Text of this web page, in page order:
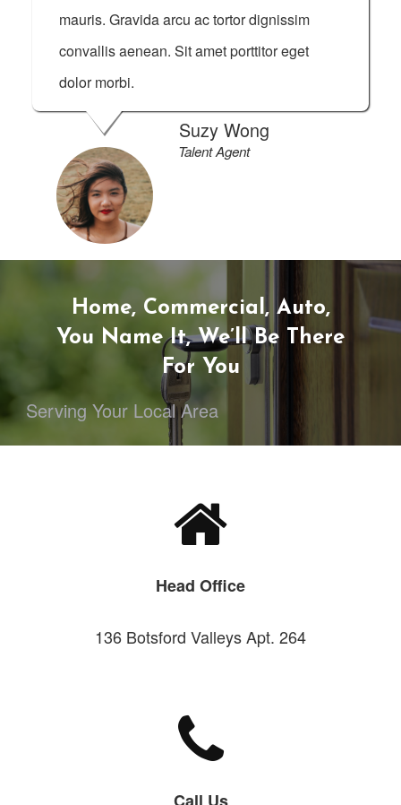
mauris. Gravida arcu ac tortor dignissim
convallis aenean. Sit amet porttitor eget
dolor morbi.
Suzy Wong
Talent Agent
Home, Commercial, Auto,
You Name It, We’ll Be There
For You
Serving Your Local Area
Head Office
136 Botsford Valleys Apt. 264